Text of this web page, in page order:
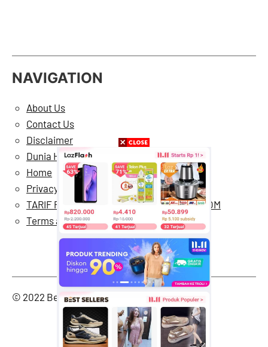
NAVIGATION
About Us
Contact Us
Disclaimer
Dunia Hiburan
Home
Privacy Policy
TARIF PASANG IKLAN DI BERMARTABAT.COM
Terms and Conditions
© 2022 Bermartabat.com